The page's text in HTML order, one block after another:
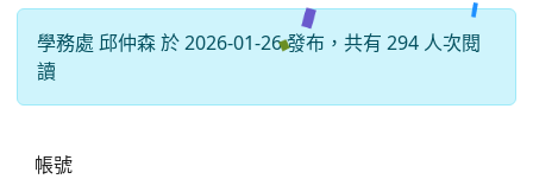
學務處 邱仲森 於 2026-01-26 發布，共有 294 人次閱
讀
帳號